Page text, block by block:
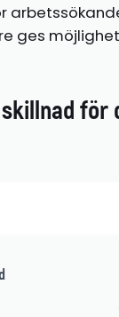
ges
för